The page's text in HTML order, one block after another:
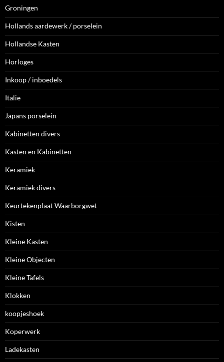
Groningen
Hollands aardewerk / porselein
Hollandse Kasten
Horloges
Inkoop / inboedels
Italie
Japans porselein
Kabinetten divers
Kasten en Kabinetten
Keramiek
Keramiek divers
Keurtekenplaat Waarborgwet
Kisten
Kleine Kasten
Kleine Objecten
Kleine Tafels
Klokken
koopjeshoek
Koperwerk
Ladekasten